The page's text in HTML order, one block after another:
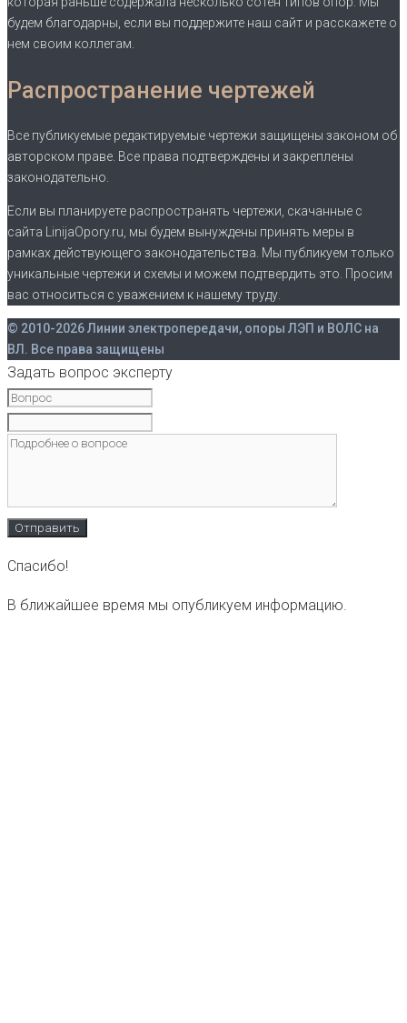
будем благодарны, если вы поддержите наш сайт и расскажете о
нем своим коллегам.
Распространение чертежей
Все публикуемые редактируемые чертежи защищены законом об
авторском праве. Все права подтверждены и закреплены
законодательно.
Если вы планируете распространять чертежи, скачанные с
сайта LinijaOpory.ru, мы будем вынуждены принять меры в
рамках действующего законодательства. Мы публикуем только
уникальные чертежи и схемы и можем подтвердить это. Просим
вас относиться с уважением к нашему труду.
© 2010-2026 Линии электропередачи, опоры ЛЭП и ВОЛС на
ВЛ. Все права защищены
Задать вопрос эксперту
Спасибо!
В ближайшее время мы опубликуем информацию.